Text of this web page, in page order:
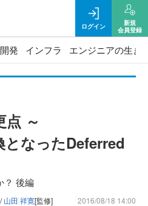
ログイン
新規
会員登録
発 インフラ エンジニアの生き
～
なったDeferred
？ 後編
山田 祥寛[監修] 2016/08/18 14:00